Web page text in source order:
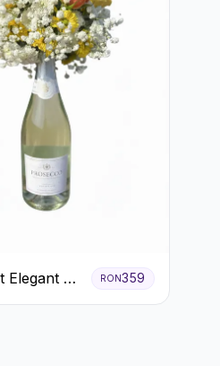
Elegant cu
Flori
RON359